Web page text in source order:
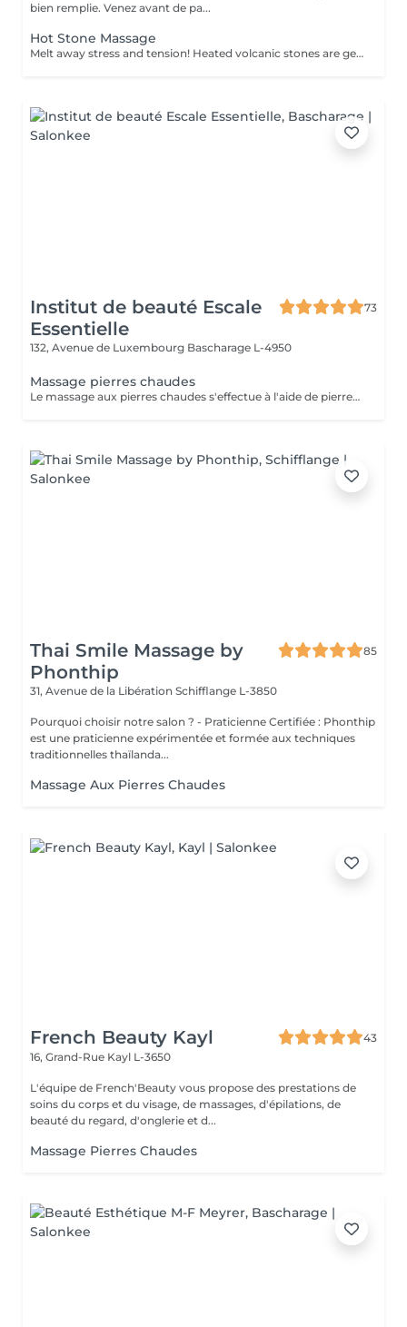
bien remplie. Venez avant de pa...
Hot Stone Massage
Melt away stress and tension! Heated volcanic stones are gently placed and massaged over the body to warm the muscles, increase circulation, and promote a deep state of relaxation. Perfect for relieving tension, easing anxiety, and restoring inner calm. Age restrictions: there are no age restrictions for this procedure. Post procedure recommendations: do not do sport and any sharp movements 2-3 hours after the procedure. Frequency: 1-2 times per week, 10 times in total. Repeat once in 3-6 months.
Institut de beauté Escale
Essentielle
73
132, Avenue de Luxembourg Bascharage L-4950
Massage pierres chaudes
Le massage aux pierres chaudes s'effectue à l'aide de pierres d'origine volcanique et d'huile essentielles, sous l'effet de la chaleur les muscles se détendent et provoque une sensation de bien-être et d'apaisement
Thai Smile Massage by
Phonthip
85
31, Avenue de la Libération Schifflange L-3850
Pourquoi choisir notre salon ? - Praticienne Certifiée : Phonthip
est une praticienne expérimentée et formée aux techniques
traditionnelles thaïlanda...
Massage Aux Pierres Chaudes
French Beauty Kayl
43
16, Grand-Rue Kayl L-3650
L'équipe de French'Beauty vous propose des prestations de
soins du corps et du visage, de massages, d'épilations, de
beauté du regard, d'onglerie et d...
Massage Pierres Chaudes